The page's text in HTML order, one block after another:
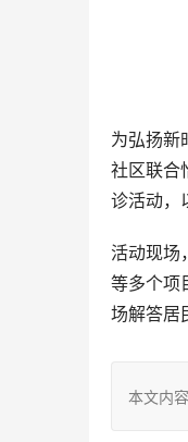
为弘扬新
社区联合
诊活动，
活动现场
等多个项
场解答居
本文内